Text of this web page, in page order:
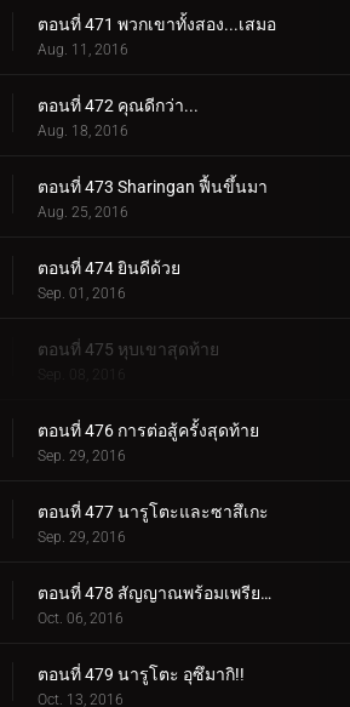
ตอนที่ 471 พวกเขาทั้งสอง...เสมอ
Aug. 11, 2016
ตอนที่ 472 คุณดีกว่า...
Aug. 18, 2016
ตอนที่ 473 Sharingan ฟื้นขึ้นมา
Aug. 25, 2016
ตอนที่ 474 ยินดีด้วย
Sep. 01, 2016
ตอนที่ 475 หุบเขาสุดท้าย
Sep. 08, 2016
ตอนที่ 476 การต่อสู้ครั้งสุดท้าย
Sep. 29, 2016
ตอนที่ 477 นารูโตะและซาสึเกะ
Sep. 29, 2016
ตอนที่ 478 สัญญาณพร้อมเพรียงกัน
Oct. 06, 2016
ตอนที่ 479 นารูโตะ อุซึมากิ!!
Oct. 13, 2016